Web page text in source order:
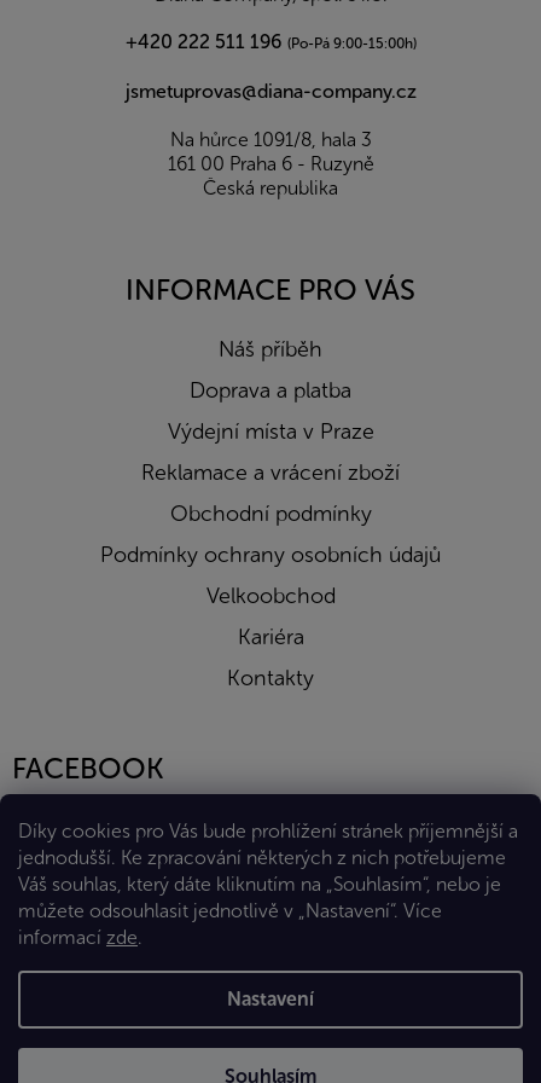
Díky cookies pro Vás bude prohlížení stránek příjemnější a
jednodušší. Ke zpracování některých z nich potřebujeme
Váš souhlas, který dáte kliknutím na „Souhlasím“, nebo je
můžete odsouhlasit jednotlivě v „Nastavení“. Více
informací zde.
Nastavení
Souhlasím
+420 222 511 196 (Po-Pá 9:00-15:00h)
jsmetuprovas@diana-company.cz
Na hůrce 1091/8, hala 3
161 00 Praha 6 - Ruzyně
Česká republika
INFORMACE PRO VÁS
Náš příběh
Doprava a platba
Výdejní místa v Praze
Reklamace a vrácení zboží
Obchodní podmínky
Podmínky ochrany osobních údajů
Velkoobchod
Kariéra
Kontakty
FACEBOOK
Vytvořil Shoptet Premium
Copyright 2026Eshop Diana Company, spol. s r.o.. Všechna
práva vyhrazena.